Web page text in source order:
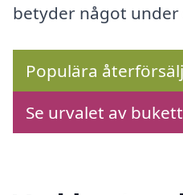
betyder något
Populära
Se urvalet av